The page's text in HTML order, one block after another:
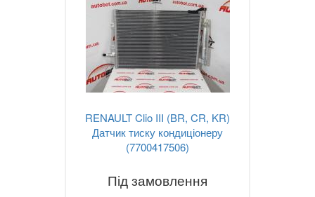
RENAULT Clio III (BR, CR, KR)
Датчик тиску кондиціонеру
(7700417506)
Під замовлення